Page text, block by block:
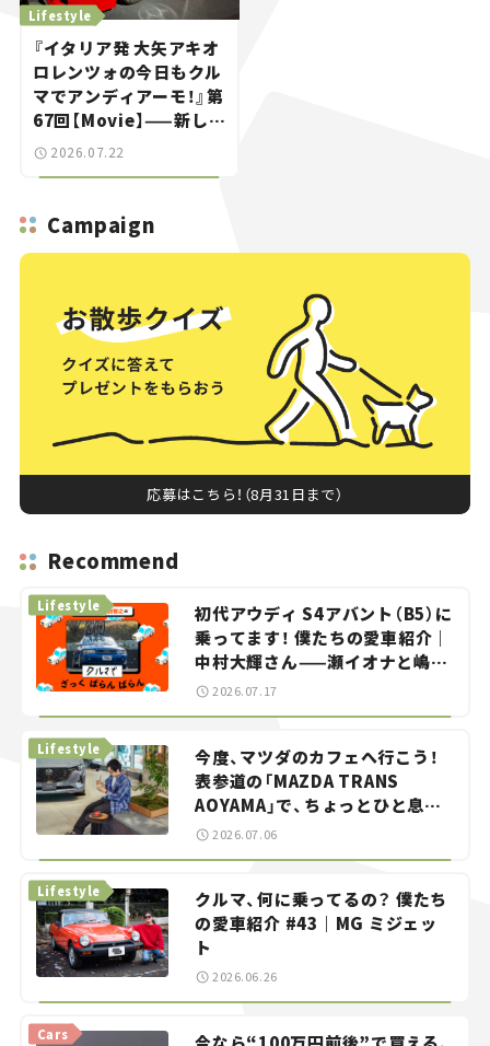
Lifestyle
『イタリア発 大矢アキオ
ロレンツォの今日もクル
マでアンディアーモ！』第
67回【Movie】——新しい
スーパーカーショーで起
きた、若者たちの「驚き」
2026.07.22
Campaign
応募はこちら！（8月31日まで）
Recommend
初代アウディ S4アバント（B5）に
乗ってます！ 僕たちの愛車紹介｜
中村大輝さん——瀬イオナと嶋田
智之の「クルマでざっくばらんば
らん！」＃20
Lifestyle
2026.07.17
今度、マツダのカフェへ行こう！
表参道の「MAZDA TRANS
AOYAMA」で、ちょっとひと息。
——連載｜CCGとクルマでどうす
Lifestyle
2026.07.06
クルマ、何に乗ってるの？ 僕たち
の愛車紹介 #43｜MG ミジェッ
ト
Lifestyle
2026.06.26
Cars